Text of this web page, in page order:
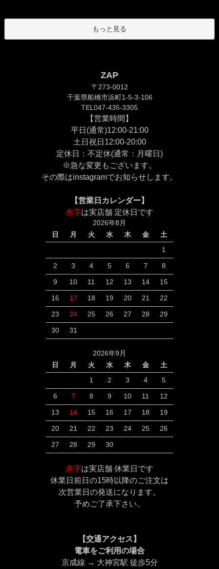
もっと見る
ZAP
〒273-0012
千葉県船橋市浜町1-5-3-106
TEL047-435-3305
【営業時間】
平日(通常)12:00-21:00
土日祝日12:00-20:00
定休日：不定休(通常：月曜日)
※急な変更もございます。
その際はinstagramでお知らせします。
【営業日カレンダー】
赤字は実店舗 定休日です
2026年8月
日
月 火 水 木 金 土
1
2 3 4 5 6 7 8
9 10 11 12 13 14 15
16 17 18 19 20 21 22
23 24 25 26 27 28 29
30 31
2026年9月
日
月 火 水 木 金 土
1 2 3 4 5
6 7 8 9 10 11 12
13 14 15 16 17 18 19
20 21 22 23 24 25 26
27 28 29 30
赤字は実店舗 休業日です
休業日前日の15時以降のご注文は
次営業日の発送になります。
予めご了承下さい。
【交通アクセス】
電車をご利用の場合
京成線 → 大神宮駅 徒歩5分